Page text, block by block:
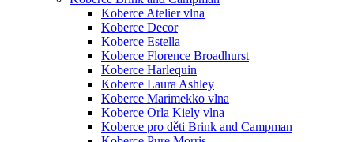
Koberce Atelier vlna
Koberce Decor
Koberce Estella
Koberce Florence Broadhurst
Koberce Harlequin
Koberce Laura Ashley
Koberce Marimekko vlna
Koberce Orla Kiely vlna
Koberce pro děti Brink and Campman